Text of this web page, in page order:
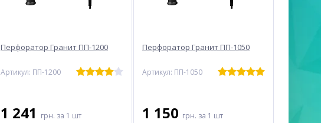
Перфоратор Гранит ПП-1200
Артикул: ПП-1200
1 241 грн. за 1 шт
Перфоратор Гранит ПП-1050
Артикул: ПП-1050
1 150 грн. за 1 шт